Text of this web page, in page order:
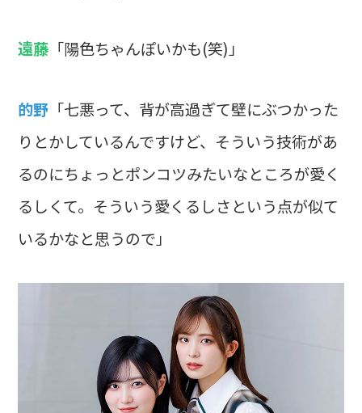
遠藤 「陽色ちゃんぽいかも(笑)」
的野 「七悪って、背が高過ぎて壁にぶつかった
りとかしているんですけど、そういう技術があ
るのにちょっとポンコツみたいなところが愛く
るしくて。そういう愛くるしさという点が似て
いるかなと思うので」